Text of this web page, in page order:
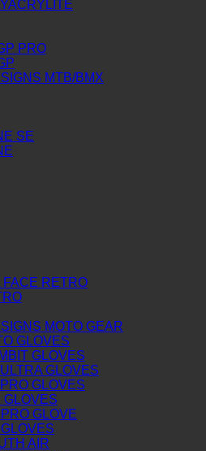
PRO
MTB/BMX
SE
FACE RETRO
MOTO GEAR
GLOVES
GLOVES
GLOVES
GLOVES
GLOVES
GLOVE
AIR